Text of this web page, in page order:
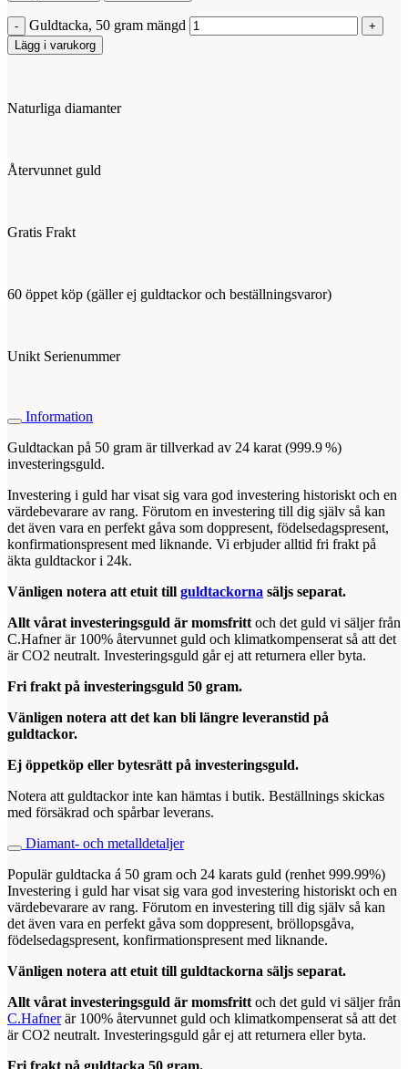
Guldtacka, 50 gram mängd
Lägg i varukorg
Naturliga diamanter
Återvunnet guld
Gratis Frakt
60 öppet köp (gäller ej guldtackor och beställningsvaror)
Unikt Serienummer
Information
Guldtackan på 50 gram är tillverkad av 24 karat (999.9 %)
investeringsguld.
Investering i guld har visat sig vara god investering historiskt och en
värdebevarare av rang. Förutom en investering till dig själv så kan
det även vara en perfekt gåva som doppresent, födelsedagspresent,
konfirmationspresent med liknande. Vi erbjuder alltid fri frakt på
äkta guldtackor i 24k.
Vänligen notera att etuit till guldtackorna säljs separat.
Allt vårat investeringsguld är momsfritt och det guld vi säljer från
C.Hafner är 100% återvunnet guld och klimatkompenserat så att det
är CO2 neutralt. Investeringsguld går ej att returnera eller byta.
Fri frakt på investeringsguld 50 gram.
Vänligen notera att det kan bli längre leveranstid på
guldtackor.
Ej öppetköp eller bytesrätt på investeringsguld.
Notera att guldtackor inte kan hämtas i butik. Beställnings skickas
med försäkrad och spårbar leverans.
Diamant- och metalldetaljer
Populär guldtacka á 50 gram och 24 karats guld (renhet 999.99%)
Investering i guld har visat sig vara god investering historiskt och en
värdebevarare av rang. Förutom en investering till dig själv så kan
det även vara en perfekt gåva som doppresent, bröllopsgåva,
födelsedagspresent, konfirmationspresent med liknande.
Vänligen notera att etuit till guldtackorna säljs separat.
Allt vårat investeringsguld är momsfritt och det guld vi säljer från
C.Hafnerär 100% återvunnet guld och klimatkompenserat så att det
är CO2 neutralt. Investeringsguld går ej att returnera eller byta.
Fri frakt på guldtacka 50 gram.